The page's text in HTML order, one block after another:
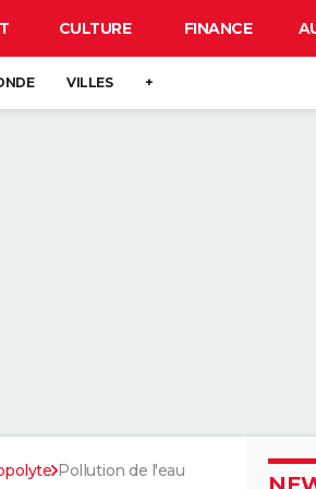
CULTURE FINANCE
VILLES +
Pollution de l'eau